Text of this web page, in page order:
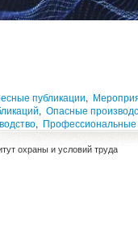
публикации,
, Опасные
, Профессиональные
охраны и условий труда